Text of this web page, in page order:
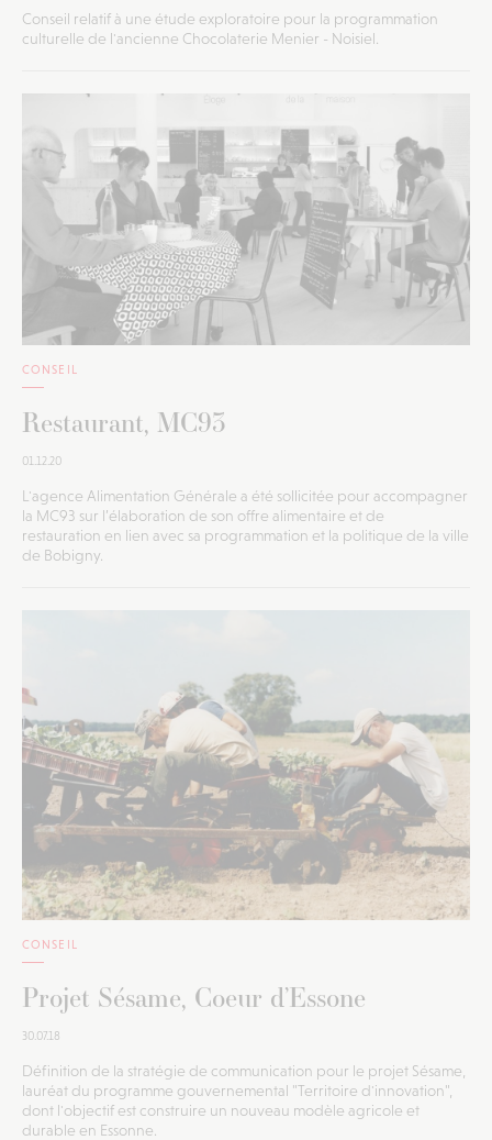
Conseil relatif à une étude exploratoire pour la programmation
culturelle de l'ancienne Chocolaterie Menier - Noisiel.
CONSEIL
Restaurant, MC93
01.12.20
L'agence Alimentation Générale a été sollicitée pour accompagner
la MC93 sur l’élaboration de son offre alimentaire et de
restauration en lien avec sa programmation et la politique de la ville
de Bobigny.
CONSEIL
Projet Sésame, Coeur d’Essone
30.07.18
Définition de la stratégie de communication pour le projet Sésame,
lauréat du programme gouvernemental "Territoire d'innovation",
dont l'objectif est construire un nouveau modèle agricole et
durable en Essonne.